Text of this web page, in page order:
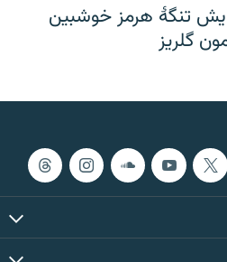
تنگهٔ هرمز خوشبین
گلریز